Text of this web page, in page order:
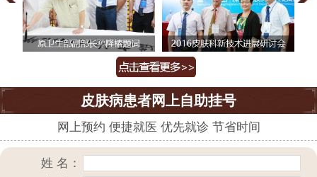
皮肤病患者网上自助挂号
网上预约 便捷就医 优先就诊 节省时间
姓 名：